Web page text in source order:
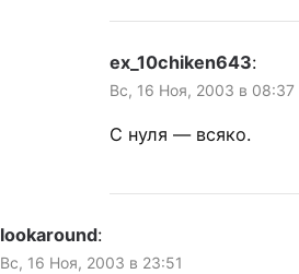
ex_10chiken643:
Вс, 16 Ноя, 2003 в 08:37
С нуля — всяко.
lookaround:
Вс, 16 Ноя, 2003 в 23:51